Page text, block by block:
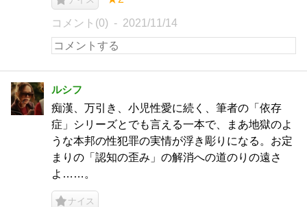
コメント(0) 2021/11/14
ルシフ
痴漢、万引き、小児性愛に続く、筆者の「依存
症」シリーズとでも言える一本で、まあ地獄のよ
うな本邦の性犯罪の実情が浮き彫りになる。お定
まりの「認知の歪み」の解消への道のりの遠さ
よ……。
ナイス